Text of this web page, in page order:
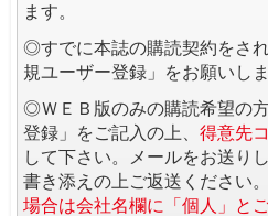
ます。
◎すでに本誌の購読契約をさ
規ユーザー登録」をお願いしま
◎ＷＥＢ版のみの購読希望の
登録」をご記入の上、 得意先
して下さい。メールをお送り
書き添えの上ご返送ください。
場合は会社名欄に「個人」と